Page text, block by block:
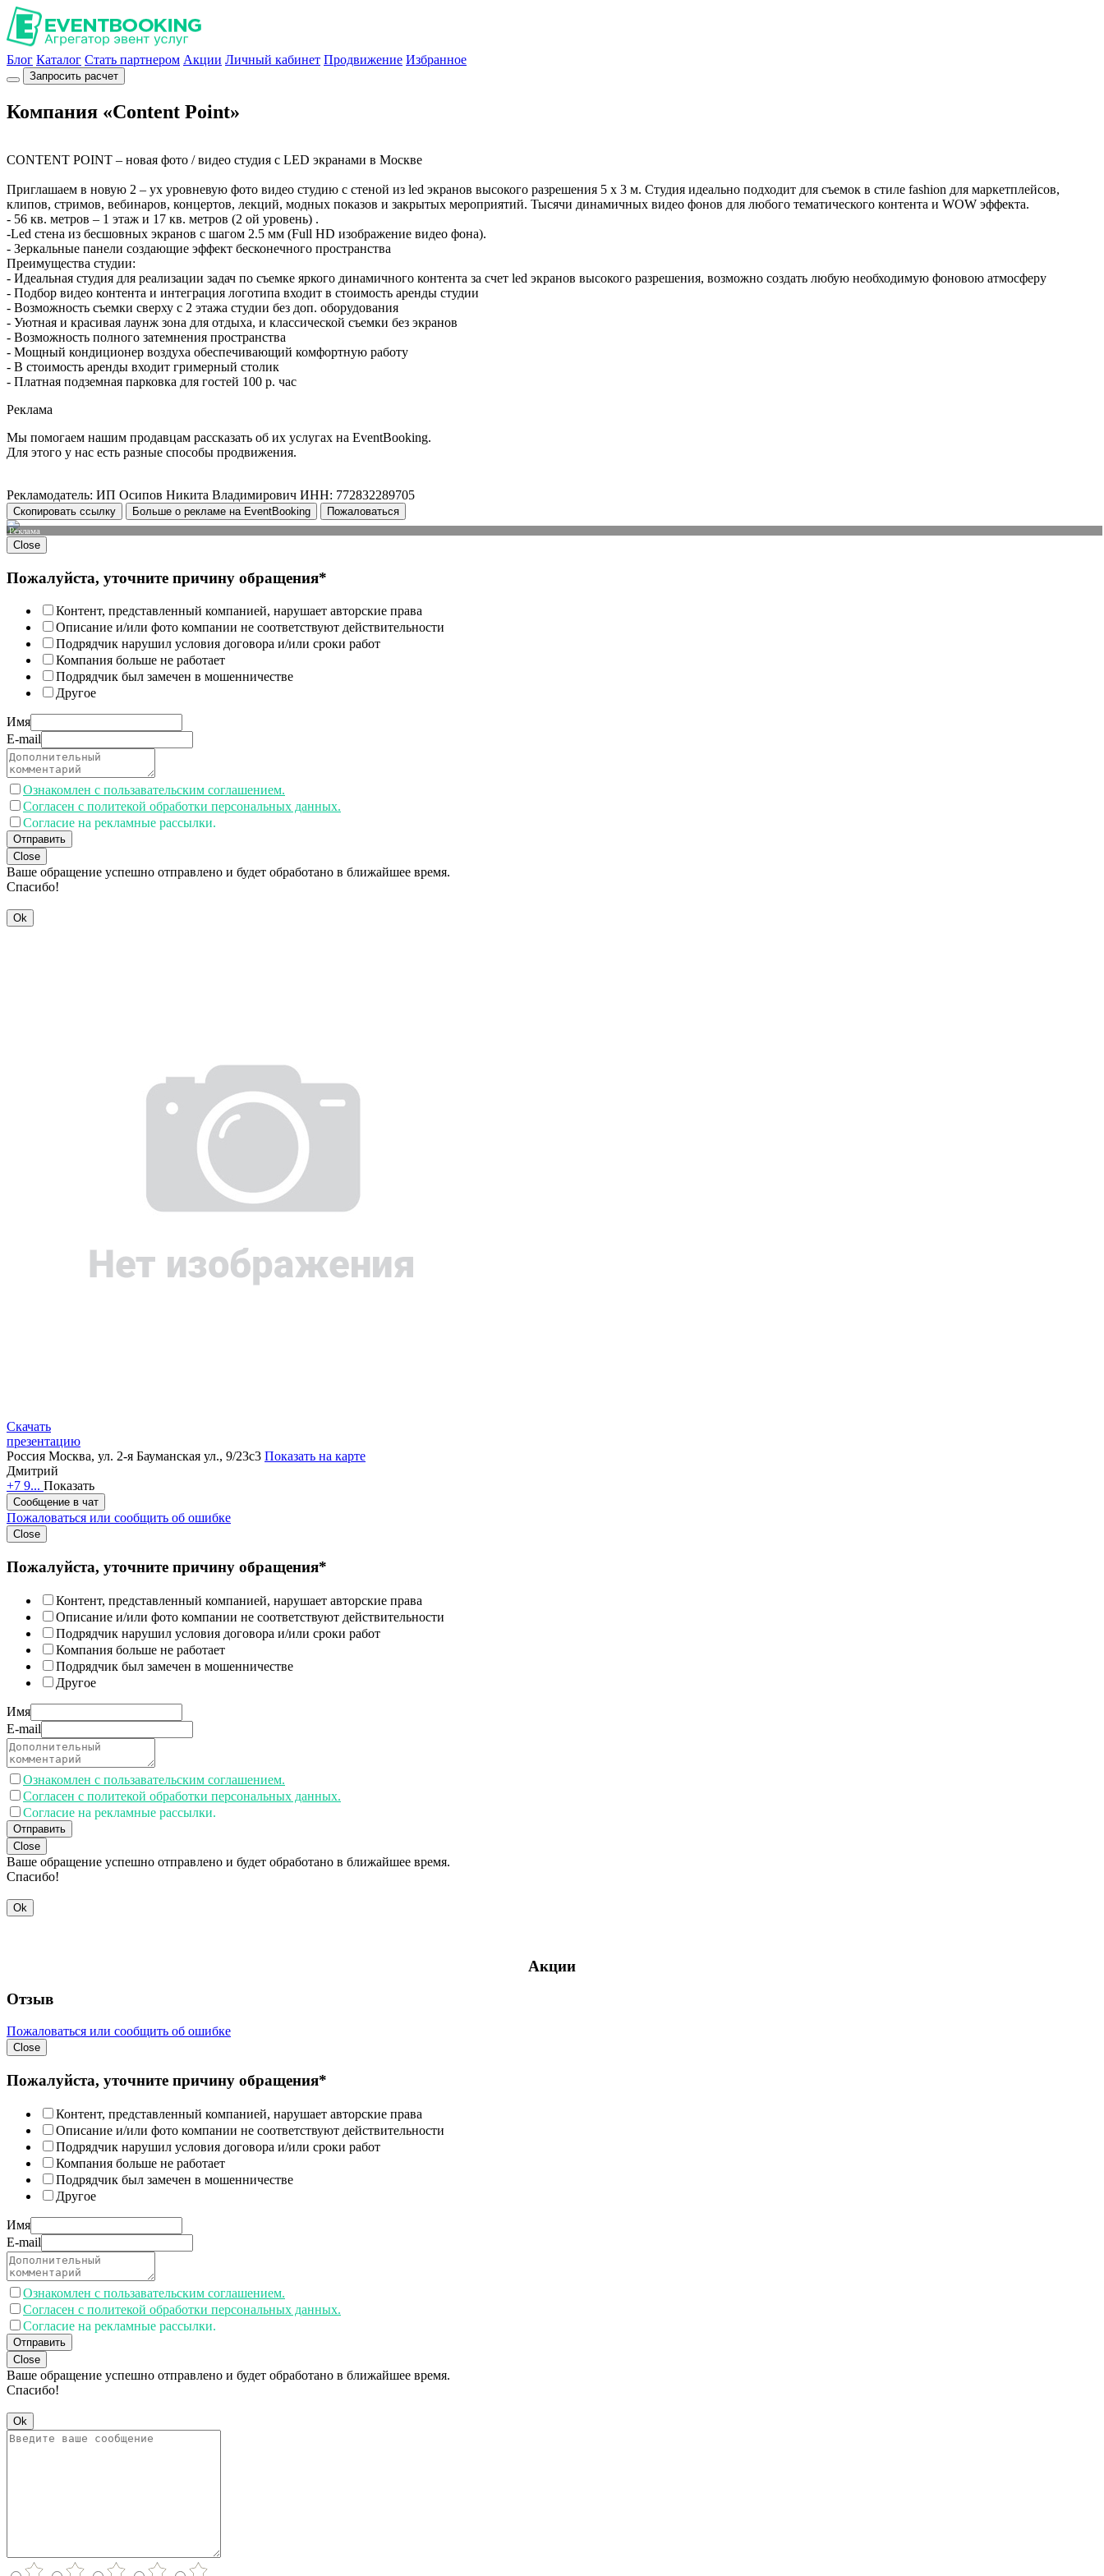
Блог Каталог Стать партнером Акции Личный кабинет Продвижение Избранное
Запросить расчет
Компания «Content Point»
CONTENT POINT – новая фото / видео студия с LED экранами в Москве
Приглашаем в новую 2 – ух уровневую фото видео студию с стеной из led экранов высокого разрешения 5 х 3 м. Студия идеально подходит для съемок в стиле fashion для маркетплейсов,
клипов, стримов, вебинаров, концертов, лекций, модных показов и закрытых мероприятий. Тысячи динамичных видео фонов для любого тематического контента и WOW эффекта.
- 56 кв. метров – 1 этаж и 17 кв. метров (2 ой уровень) .
-Led стена из бесшовных экранов с шагом 2.5 мм (Full HD изображение видео фона).
- Зеркальные панели создающие эффект бесконечного пространства
Преимущества студии:
- Идеальная студия для реализации задач по съемке яркого динамичного контента за счет led экранов высокого разрешения, возможно создать любую необходимую фоновою атмосферу
- Подбор видео контента и интеграция логотипа входит в стоимость аренды студии
- Возможность съемки сверху с 2 этажа студии без доп. оборудования
- Уютная и красивая лаунж зона для отдыха, и классической съемки без экранов
- Возможность полного затемнения пространства
- Мощный кондиционер воздуха обеспечивающий комфортную работу
- В стоимость аренды входит гримерный столик
- Платная подземная парковка для гостей 100 р. час
Реклама
Мы помогаем нашим продавцам рассказать об их услугах на EventBooking.
Для этого у нас есть разные способы продвижения.
Рекламодатель: ИП Осипов Никита Владимирович ИНН: 772832289705
Скопировать ссылку Больше о рекламе на EventBooking Пожаловаться
Реклама
Close
Пожалуйста, уточните причину обращения*
Контент, представленный компанией, нарушает авторские права
Описание и/или фото компании не соответствуют действительности
Подрядчик нарушил условия договора и/или сроки работ
Компания больше не работает
Подрядчик был замечен в мошенничестве
Другое
Имя
E-mail
Ознакомлен с пользавательским соглашением.
Согласен с политекой обработки персональных данных.
Согласие на рекламные рассылки.
Отправить
Close
Ваше обращение успешно отправлено и будет обработано в ближайшее время.
Спасибо!
Ok
Скачать
презентацию
Россия Москва, ул. 2-я Бауманская ул., 9/23с3 Показать на карте
Дмитрий
+7 9... Показать
Сообщение в чат
Пожаловаться или сообщить об ошибке
Close
Пожалуйста, уточните причину обращения*
Контент, представленный компанией, нарушает авторские права
Описание и/или фото компании не соответствуют действительности
Подрядчик нарушил условия договора и/или сроки работ
Компания больше не работает
Подрядчик был замечен в мошенничестве
Другое
Имя
E-mail
Ознакомлен с пользавательским соглашением.
Согласен с политекой обработки персональных данных.
Согласие на рекламные рассылки.
Отправить
Close
Ваше обращение успешно отправлено и будет обработано в ближайшее время.
Спасибо!
Ok
Акции
Отзыв
Пожаловаться или сообщить об ошибке
Close
Пожалуйста, уточните причину обращения*
Контент, представленный компанией, нарушает авторские права
Описание и/или фото компании не соответствуют действительности
Подрядчик нарушил условия договора и/или сроки работ
Компания больше не работает
Подрядчик был замечен в мошенничестве
Другое
Имя
E-mail
Ознакомлен с пользавательским соглашением.
Согласен с политекой обработки персональных данных.
Согласие на рекламные рассылки.
Отправить
Close
Ваше обращение успешно отправлено и будет обработано в ближайшее время.
Спасибо!
Ok